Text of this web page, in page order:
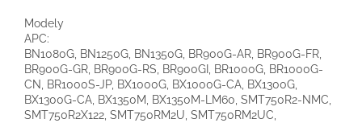
Modely
APC:
BN1080G, BN1250G, BN1350G, BR900G-AR, BR900G-FR,
BR900G-GR, BR900G-RS, BR900GI, BR1000G, BR1000G-
CN, BR1000S-JP, BX1000G, BX1000G-CA, BX1300G,
BX1300G-CA, BX1350M, BX1350M-LM60, SMT750R2-NMC,
SMT750R2X122, SMT750RM2U, SMT750RM2UC,